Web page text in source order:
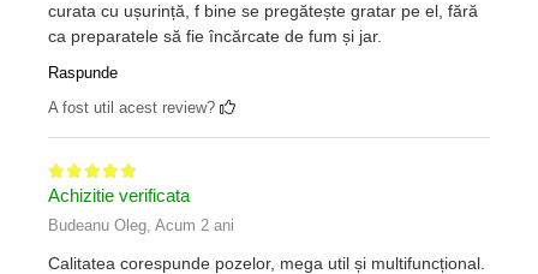
curata cu ușurință, f bine se pregătește gratar pe el, fără
ca preparatele să fie încărcate de fum și jar.
Raspunde
A fost util acest review?
Achizitie verificata
Budeanu Oleg, Acum 2 ani
Calitatea corespunde pozelor, mega util și multifuncțional.